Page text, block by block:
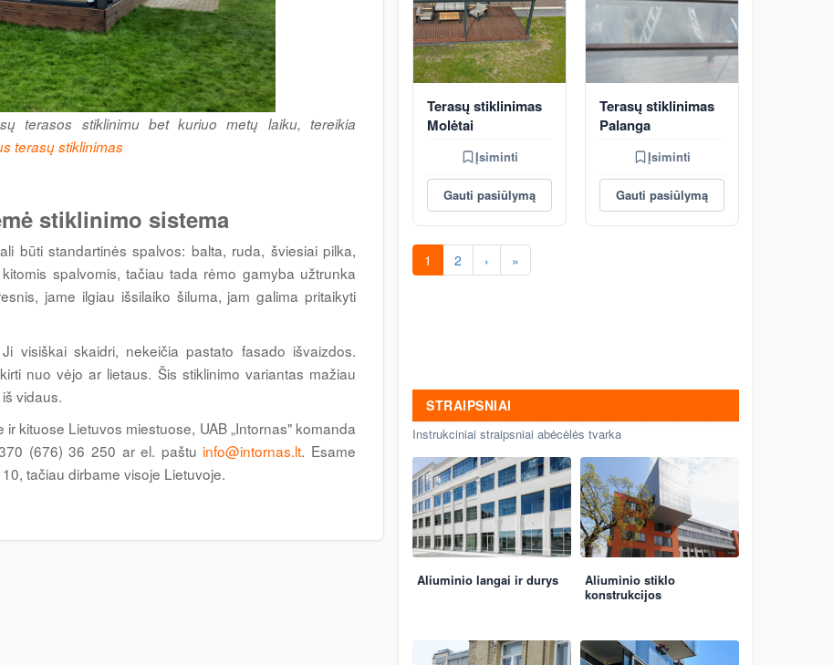
terasos stiklinimu bet kuriuo metų laiku, tereikia
terasų stiklinimas
stiklinimo sistema
būti standartinės spalvos: balta, ruda, šviesiai pilka,
spalvomis, tačiau tada rėmo gamyba užtrunka
jame ilgiau išsilaiko šiluma, jam galima pritaikyti
visiškai skaidri, nekeičia pastato fasado išvaizdos.
nuo vėjo ar lietaus. Šis stiklinimo variantas mažiau
vidaus.
kituose Lietuvos miestuose, UAB „Intornas" komanda
(676) 36 250 ar el. paštu info@intornas.lt. Esame
tačiau dirbame visoje Lietuvoje.
Terasų stiklinimas
Molėtai
Įsiminti
Gauti pasiūlymą
Terasų stiklinimas
Palanga
Įsiminti
Gauti pasiūlymą
1 2 › »
STRAIPSNIAI
Instrukciniai straipsniai abėcėlės tvarka
Aliuminio langai ir durys
Aliuminio stiklo
konstrukcijos